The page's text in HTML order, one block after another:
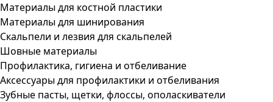
Материалы для костной пластики
Материалы для шинирования
Скальпели и лезвия для скальпелей
Шовные материалы
Профилактика, гигиена и отбеливание
Аксессуары для профилактики и отбеливания
Зубные пасты, щетки, флоссы, ополаскиватели